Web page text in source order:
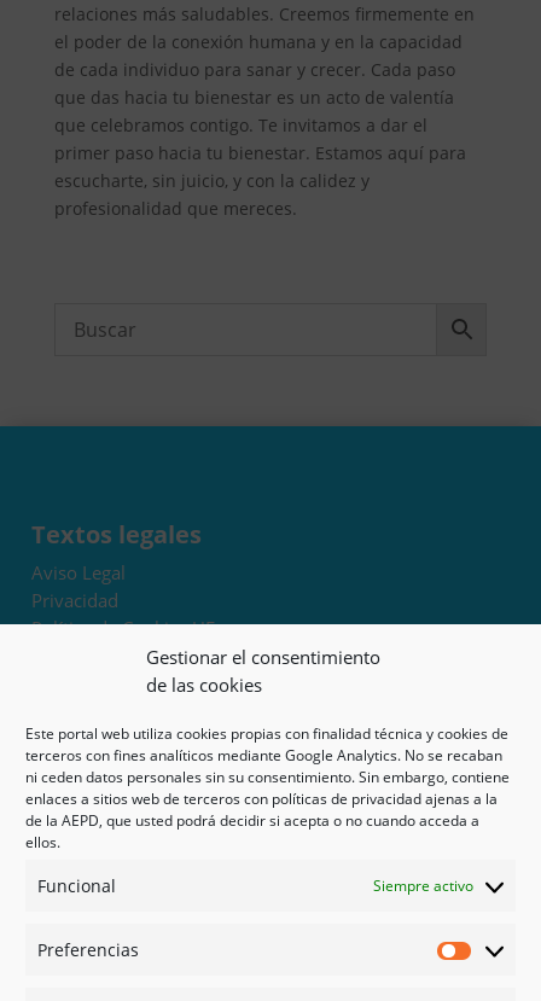
Gestionar el consentimiento
de las cookies
Este portal web utiliza cookies propias con finalidad técnica y cookies de
terceros con fines analíticos mediante Google Analytics. No se recaban
ni ceden datos personales sin su consentimiento. Sin embargo, contiene
enlaces a sitios web de terceros con políticas de privacidad ajenas a la
de la AEPD, que usted podrá decidir si acepta o no cuando acceda a
ellos.
Funcional Siempre activo
Preferencias
relaciones más saludables. Creemos firmemente en
el poder de la conexión humana y en la capacidad
de cada individuo para sanar y crecer. Cada paso
que das hacia tu bienestar es un acto de valentía
que celebramos contigo. Te invitamos a dar el
primer paso hacia tu bienestar. Estamos aquí para
escucharte, sin juicio, y con la calidez y
profesionalidad que mereces.
Textos legales
Aviso Legal
Privacidad
Política de Cookies UE
Términos y condiciones
Exoneración de responsabilidad
Mapa del sitio
Mi cuenta
Tienda
Psicología en Murcia
Guías
Redes sociales